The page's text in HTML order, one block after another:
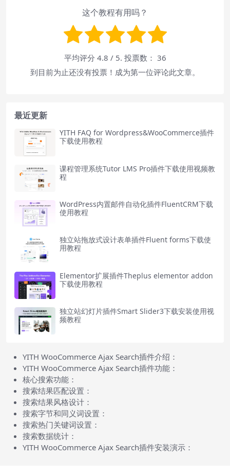
这个教程有用吗？
平均评分 4.8 / 5. 投票数： 36
到目前为止还没有投票！成为第一位评论此文章。
最近更新
YITH FAQ for Wordpress&WooCommerce插件
下载使用教程
课程管理系统Tutor LMS Pro插件下载使用视频教
程
WordPress内置邮件自动化插件FluentCRM下载
使用教程
独立站拖放式设计表单插件Fluent forms下载使
用教程
Elementor扩展插件Theplus elementor addon
下载使用教程
独立站幻灯片插件Smart Slider3下载安装使用视
频教程
YITH WooCommerce Ajax Search插件介绍：
YITH WooCommerce Ajax Search插件功能：
核心搜索功能：
搜索结果匹配设置：
搜索结果风格设计：
搜索字节和同义词设置：
搜索热门关键词设置：
搜索数据统计：
YITH WooCommerce Ajax Search插件安装演示：